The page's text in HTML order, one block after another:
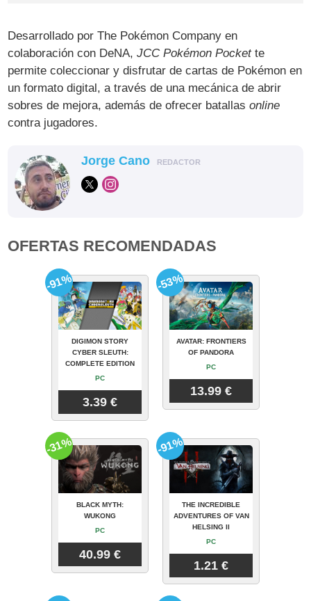
Desarrollado por The Pokémon Company en
colaboración con DeNA,JCC Pokémon Pockette
permite coleccionar y disfrutar de cartas de Pokémon en
un formato digital, a través de una mecánica de abrir
sobres de mejora, además de ofrecer batallasonline
contra jugadores.
Jorge Cano REDACTOR
OFERTAS RECOMENDADAS
DIGIMON STORY
CYBER SLEUTH:
COMPLETE EDITION
PC
3.39 €
-91%
AVATAR: FRONTIERS
OF PANDORA
PC
13.99 €
-53%
BLACK MYTH:
WUKONG
PC
40.99 €
-31%
THE INCREDIBLE
ADVENTURES OF VAN
HELSING II
PC
1.21 €
-91%